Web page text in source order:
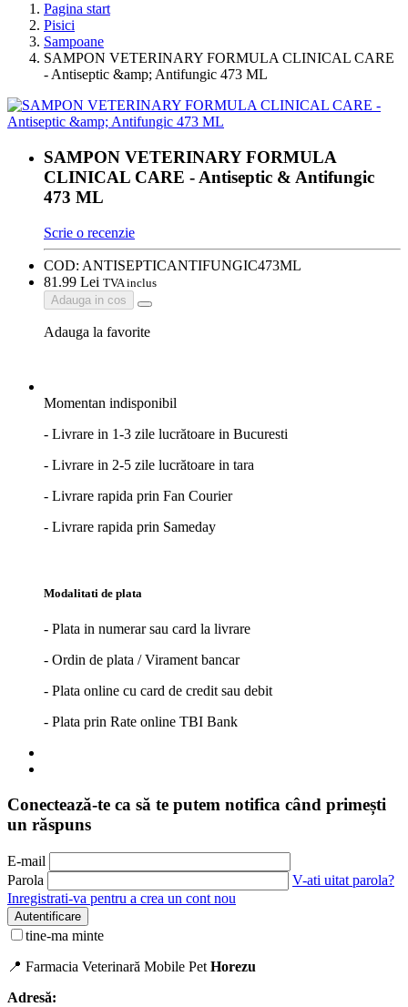
Pagina start
Pisici
Sampoane
SAMPON VETERINARY FORMULA CLINICAL CARE
- Antiseptic &amp; Antifungic 473 ML
SAMPON VETERINARY FORMULA
CLINICAL CARE - Antiseptic & Antifungic
473 ML
Scrie o recenzie
COD: ANTISEPTICANTIFUNGIC473ML
81.99 Lei TVA inclus
Adauga in cos
Adauga la favorite
Momentan indisponibil
- Livrare in 1-3 zile lucrătoare in Bucuresti
- Livrare in 2-5 zile lucrătoare in tara
- Livrare rapida prin Fan Courier
- Livrare rapida prin Sameday
Modalitati de plata
- Plata in numerar sau card la livrare
- Ordin de plata / Virament bancar
- Plata online cu card de credit sau debit
- Plata prin Rate online TBI Bank
Conectează-te ca să te putem notifica când primești
un răspuns
E-mail
Parola
V-ati uitat parola?
Inregistrati-va pentru a crea un cont nou
Autentificare
tine-ma minte
📍 Farmacia Veterinară Mobile Pet Horezu
Adresă: